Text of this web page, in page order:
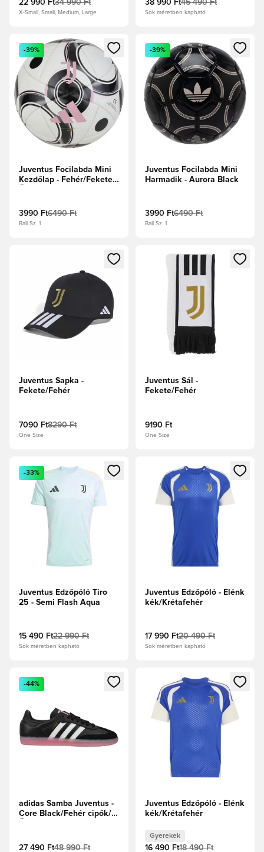
22 990 Ft34 990 Ft
X-Small, Small, Medium, Large
38 990 Ft45 490 Ft
Sok méretben kapható
Megnyit egy modált a bejelentkezéshez vagy a tagként
-39%
Juventus Focilabda Mini
Kezdőlap - Fehér/Fekete/
3990 Ft6490 Ft
Ball Sz. 1
Megnyit egy modált a
-39%
Juventus Focilabda Mini
Harmadik - Aurora Black
3990 Ft6490 Ft
Ball Sz. 1
Megnyit egy modált a bejelentkezéshez vagy a tagként
Juventus Sapka -
Fekete/Fehér
7090 Ft8290 Ft
One Size
Megnyit egy modált a
Juventus Sál -
Fekete/Fehér
9190 Ft
One Size
Megnyit egy modált a bejelentkezéshez vagy a tagként
-33%
Juventus Edzőpóló Tiro
25 - Semi Flash Aqua
15 490 Ft22 990 Ft
Sok méretben kapható
Megnyit egy modált a
Juventus Edzőpóló - Élénk
kék/Krétafehér
17 990 Ft20 490 Ft
Sok méretben kapható
Megnyit egy modált a bejelentkezéshez vagy a tagként
-44%
adidas Samba Juventus -
Core Black/Fehér cipők/
27 490 Ft48 990 Ft
Megnyit egy modált a
Juventus Edzőpóló - Élénk
kék/Krétafehér
Gyerekek
16 490 Ft18 490 Ft